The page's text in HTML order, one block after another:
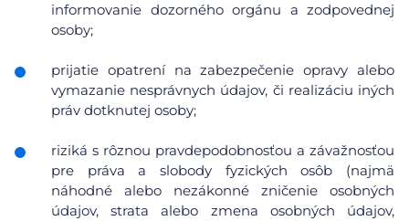
informovanie dozorného orgánu a zodpovednej
osoby;
prijatie opatrení na zabezpečenie opravy alebo
vymazanie nesprávnych údajov, či realizáciu iných
práv dotknutej osoby;
riziká s rôznou pravdepodobnosťou a závažnosťou
pre práva a slobody fyzických osôb (najmä
náhodné alebo nezákonné zničenie osobných
údajov, strata alebo zmena osobných údajov,